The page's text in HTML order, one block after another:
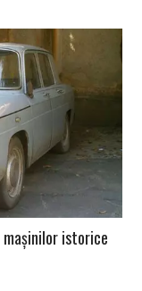
istorice